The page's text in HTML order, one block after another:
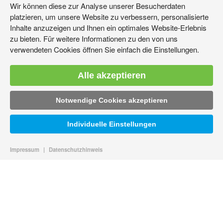
Wir können diese zur Analyse unserer Besucherdaten
platzieren, um unsere Website zu verbessern, personalisierte
Inhalte anzuzeigen und Ihnen ein optimales Website-Erlebnis
zu bieten. Für weitere Informationen zu den von uns
verwendeten Cookies öffnen Sie einfach die Einstellungen.
Alle akzeptieren
Notwendige Cookies akzeptieren
Impressum | Datenschutzhinweis
Individuelle Einstellungen